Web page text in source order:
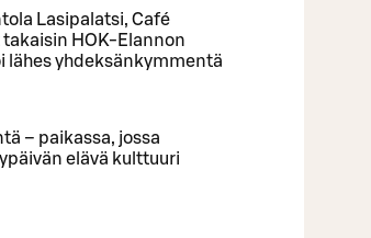
Lasipalatsi, Café
takaisin HOK-Elannon
lähes yhdeksänkymmentä
– paikassa, jossa
elävä kulttuuri